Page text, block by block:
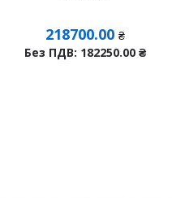
218700.00 ₴
Без ПДВ: 182250.00₴